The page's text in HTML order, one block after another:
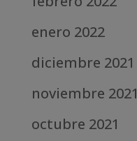
enero 2022
diciembre 2021
noviembre 2021
octubre 2021